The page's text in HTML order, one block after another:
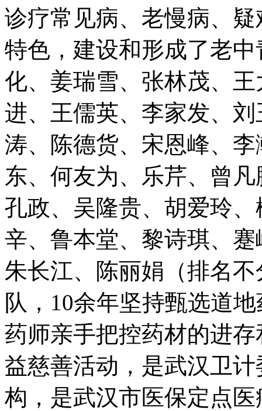
诊疗常见病、老慢病、
特色，建设和形成了老
化、姜瑞雪、张林茂、
进、王儒英、李家发、
涛、陈德货、宋恩峰、
东、何友为、乐芹、曾
孔政、吴隆贵、胡爱玲
辛、鲁本堂、黎诗琪、
朱长江、陈丽娟（排名
队，10余年坚持甄选道
药师亲手把控药材的进
益慈善活动，是武汉卫
构，是武汉市医保定点